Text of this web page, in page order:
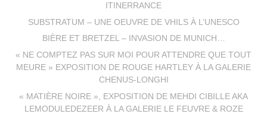
ITINERRANCE
SUBSTRATUM – UNE OEUVRE DE VHILS À L’UNESCO
BIÈRE ET BRETZEL – INVASION DE MUNICH…
« NE COMPTEZ PAS SUR MOI POUR ATTENDRE QUE TOUT
MEURE » EXPOSITION DE ROUGE HARTLEY À LA GALERIE
CHENUS-LONGHI
« MATIÈRE NOIRE », EXPOSITION DE MEHDI CIBILLE AKA
LEMODULEDEZEER À LA GALERIE LE FEUVRE & ROZE